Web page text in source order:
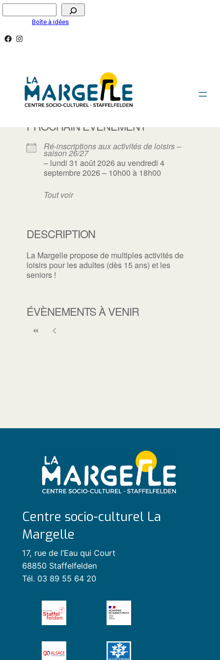
Aller
au
Facebook
Instagram
Boîte à idées
ACTIVITÉS ADULTES/SENIORS
PROCHAIN ÉVÈNEMENT
Ré-inscriptions aux activités de loisirs –
saison 26/27
– lundi 31 août 2026 au vendredi 4
septembre 2026 – 10h00 à 18h00
Tout voir
DESCRIPTION
La Margelle propose de multiples activités de
loisirs pour les adultes (dès 15 ans) et les
seniors !
ÉVÈNEMENTS À VENIR
Centre socio-culturel La
Margelle
17, rue de l’Eau qui Court
68850 Staffelfelden
Tél. 03 89 55 64 20